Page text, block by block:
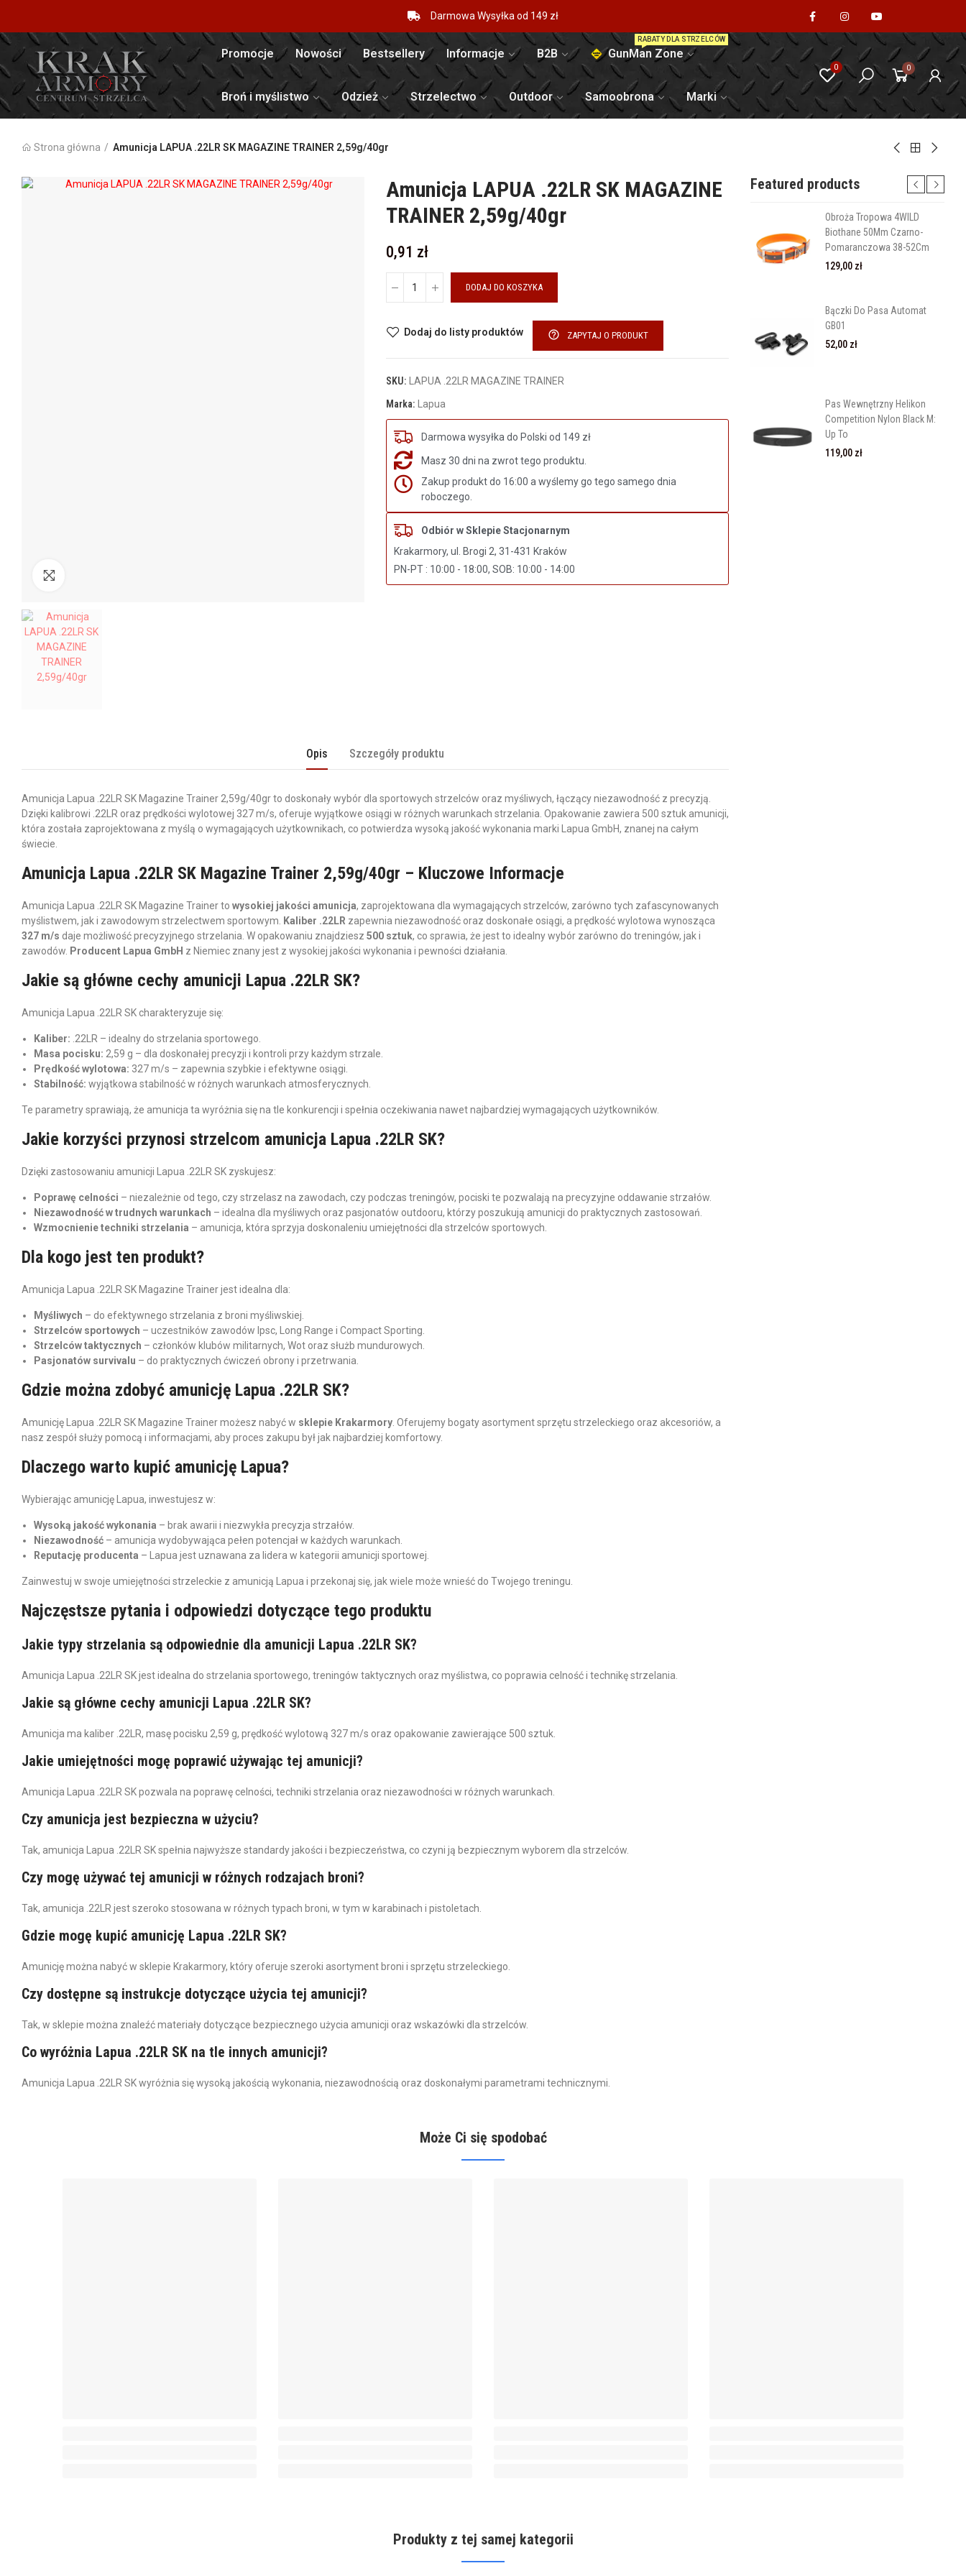
Darmowa Wysyłka od 149 zł
Promocje Nowości Bestsellery Informacje B2B GunMan Zone
RABATY DLA STRZELCÓW
Broń i myślistwo Odzież Strzelectwo Outdoor Samoobrona Marki
0 0
Strona główna Amunicja LAPUA .22LR SK MAGAZINE TRAINER 2,59g/40gr
Amunicja LAPUA .22LR SK MAGAZINE
TRAINER 2,59g/40gr
0,91 zł
DODAJ DO KOSZYKA
Dodaj do listy produktów help_outline ZAPYTAJ O PRODUKT
SKU:
LAPUA .22LR MAGAZINE TRAINER
Marka:
Lapua
Darmowa wysyłka do Polski od 149 zł
Masz 30 dni na zwrot tego produktu.
Zakup produkt do 16:00 a wyślemy go tego samego dnia
roboczego.
Odbiór w Sklepie Stacjonarnym
Krakarmory, ul. Brogi 2, 31-431 Kraków
PN-PT : 10:00 - 18:00, SOB: 10:00 - 14:00
Opis Szczegóły produktu
Amunicja Lapua .22LR SK Magazine Trainer 2,59g/40gr to doskonały wybór dla sportowych strzelców oraz myśliwych, łączący niezawodność z precyzją.
Dzięki kalibrowi .22LR oraz prędkości wylotowej 327 m/s, oferuje wyjątkowe osiągi w różnych warunkach strzelania. Opakowanie zawiera 500 sztuk amunicji,
która została zaprojektowana z myślą o wymagających użytkownikach, co potwierdza wysoką jakość wykonania marki Lapua GmbH, znanej na całym
świecie.
Amunicja Lapua .22LR SK Magazine Trainer 2,59g/40gr – Kluczowe Informacje
Amunicja Lapua .22LR SK Magazine Trainer to wysokiej jakości amunicja, zaprojektowana dla wymagających strzelców, zarówno tych zafascynowanych
myślistwem, jak i zawodowym strzelectwem sportowym.
Kaliber .22LR zapewnia niezawodność oraz doskonałe osiągi, a prędkość wylotowa wynosząca
327 m/s daje możliwość precyzyjnego strzelania. W opakowaniu znajdziesz 500 sztuk, co sprawia, że jest to idealny wybór zarówno do treningów, jak i
zawodów. Producent Lapua GmbH z Niemiec znany jest z wysokiej jakości wykonania i pewności działania.
Jakie są główne cechy amunicji Lapua .22LR SK?
Amunicja Lapua .22LR SK charakteryzuje się:
Kaliber: .22LR – idealny do strzelania sportowego.
Masa pocisku: 2,59 g – dla doskonałej precyzji i kontroli przy każdym strzale.
Prędkość wylotowa: 327 m/s – zapewnia szybkie i efektywne osiągi.
Stabilność: wyjątkowa stabilność w różnych warunkach atmosferycznych.
Te parametry sprawiają, że amunicja ta wyróżnia się na tle konkurencji i spełnia oczekiwania nawet najbardziej wymagających użytkowników.
Jakie korzyści przynosi strzelcom amunicja Lapua .22LR SK?
Dzięki zastosowaniu amunicji Lapua .22LR SK zyskujesz:
Poprawę celności – niezależnie od tego, czy strzelasz na zawodach, czy podczas treningów, pociski te pozwalają na precyzyjne oddawanie strzałów.
Niezawodność w trudnych warunkach – idealna dla myśliwych oraz pasjonatów outdooru, którzy poszukują amunicji do praktycznych zastosowań.
Wzmocnienie techniki strzelania – amunicja, która sprzyja doskonaleniu umiejętności dla strzelców sportowych.
Dla kogo jest ten produkt?
Amunicja Lapua .22LR SK Magazine Trainer jest idealna dla:
Myśliwych – do efektywnego strzelania z broni myśliwskiej.
Strzelców sportowych – uczestników zawodów Ipsc, Long Range i Compact Sporting.
Strzelców taktycznych – członków klubów militarnych, Wot oraz służb mundurowych.
Pasjonatów survivalu – do praktycznych ćwiczeń obrony i przetrwania.
Gdzie można zdobyć amunicję Lapua .22LR SK?
Amunicję Lapua .22LR SK Magazine Trainer możesz nabyć w sklepie Krakarmory . Oferujemy bogaty asortyment sprzętu strzeleckiego oraz akcesoriów, a
nasz zespół służy pomocą i informacjami, aby proces zakupu był jak najbardziej komfortowy.
Dlaczego warto kupić amunicję Lapua?
Wybierając amunicję Lapua, inwestujesz w:
Wysoką jakość wykonania – brak awarii i niezwykła precyzja strzałów.
Niezawodność – amunicja wydobywająca pełen potencjał w każdych warunkach.
Reputację producenta – Lapua jest uznawana za lidera w kategorii amunicji sportowej.
Zainwestuj w swoje umiejętności strzeleckie z amunicją Lapua i przekonaj się, jak wiele może wnieść do Twojego treningu.
Najczęstsze pytania i odpowiedzi dotyczące tego produktu
Jakie typy strzelania są odpowiednie dla amunicji Lapua .22LR SK?
Amunicja Lapua .22LR SK jest idealna do strzelania sportowego, treningów taktycznych oraz myślistwa, co poprawia celność i technikę strzelania.
Jakie są główne cechy amunicji Lapua .22LR SK?
Amunicja ma kaliber .22LR, masę pocisku 2,59 g, prędkość wylotową 327 m/s oraz opakowanie zawierające 500 sztuk.
Jakie umiejętności mogę poprawić używając tej amunicji?
Amunicja Lapua .22LR SK pozwala na poprawę celności, techniki strzelania oraz niezawodności w różnych warunkach.
Czy amunicja jest bezpieczna w użyciu?
Tak, amunicja Lapua .22LR SK spełnia najwyższe standardy jakości i bezpieczeństwa, co czyni ją bezpiecznym wyborem dla strzelców.
Czy mogę używać tej amunicji w różnych rodzajach broni?
Tak, amunicja .22LR jest szeroko stosowana w różnych typach broni, w tym w karabinach i pistoletach.
Gdzie mogę kupić amunicję Lapua .22LR SK?
Amunicję można nabyć w sklepie Krakarmory, który oferuje szeroki asortyment broni i sprzętu strzeleckiego.
Czy dostępne są instrukcje dotyczące użycia tej amunicji?
Tak, w sklepie można znaleźć materiały dotyczące bezpiecznego użycia amunicji oraz wskazówki dla strzelców.
Co wyróżnia Lapua .22LR SK na tle innych amunicji?
Amunicja Lapua .22LR SK wyróżnia się wysoką jakością wykonania, niezawodnością oraz doskonałymi parametrami technicznymi.
Featured products
Obroża Tropowa 4WILD
Biothane 50Mm Czarno-
Pomaranczowa 38-52Cm
129,00 zł
Bączki Do Pasa Automat
GB01
52,00 zł
Pas Wewnętrzny Helikon
Competition Nylon Black M:
Up To
119,00 zł
Może Ci się spodobać
Produkty z tej samej kategorii